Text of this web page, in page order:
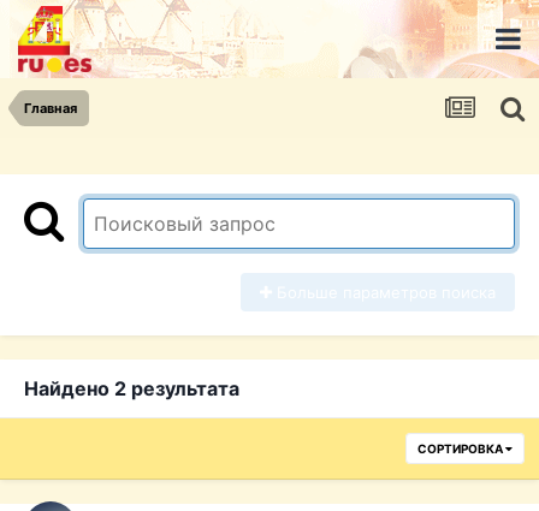
Главная
Найдено 2 результата
СОРТИРОВКА